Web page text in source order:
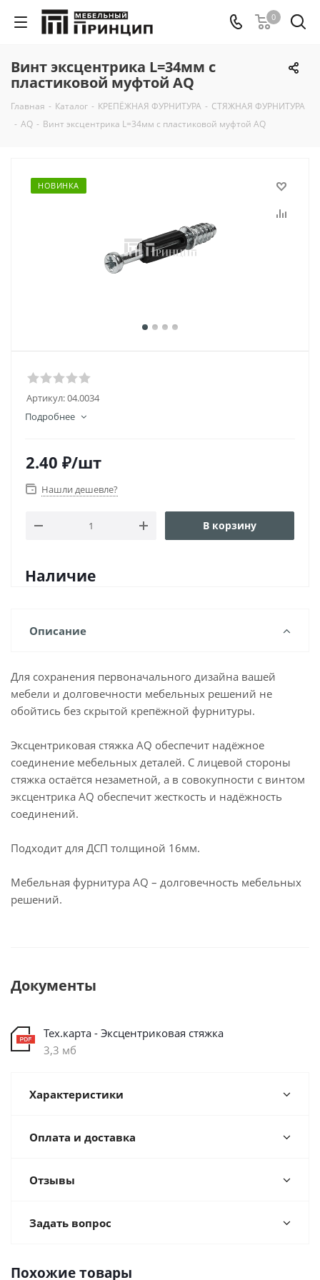
0
Винт эксцентрика L=34мм с
пластиковой муфтой AQ
Главная - Каталог - КРЕПЁЖНАЯ ФУРНИТУРА - СТЯЖНАЯ ФУРНИТУРА
- AQ - Винт эксцентрика L=34мм с пластиковой муфтой AQ
НОВИНКА
Артикул:04.0034
Подробнее
2.40 ₽/шт
Нашли дешевле?
В корзину
Наличие
Описание
Для сохранения первоначального дизайна вашей
мебели и долговечности мебельных решений не
обойтись без скрытой крепёжной фурнитуры.
Эксцентриковая стяжка AQ обеспечит надёжное
соединение мебельных деталей. С лицевой стороны
стяжка остаётся незаметной, а в совокупности с винтом
эксцентрика AQ обеспечит жесткость и надёжность
соединений.
Подходит для ДСП толщиной 16мм.
Мебельная фурнитура AQ – долговечность мебельных
решений.
Документы
Тех.карта - Эксцентриковая стяжка
3,3 мб
Характеристики
Оплата и доставка
Отзывы
Задать вопрос
Похожие товары